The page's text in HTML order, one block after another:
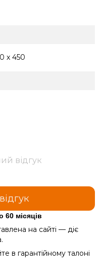
х 450
відгук
60 місяців
на сайті — діє
в гарантійному талоні